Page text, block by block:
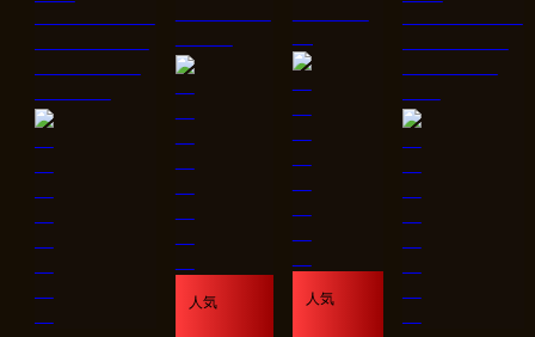
人気 人気